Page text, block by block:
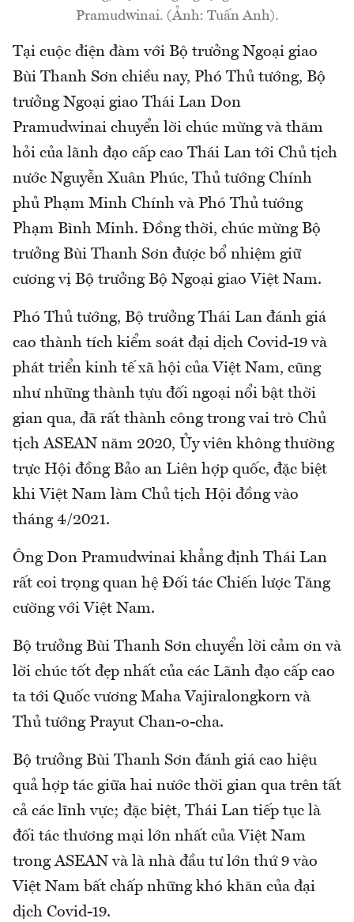
Pramudwinai. (Ảnh: Tuấn Anh).
Tại cuộc điện đàm với Bộ trưởng Ngoại giao
Bùi Thanh Sơn chiều nay, Phó Thủ tướng, Bộ
trưởng Ngoại giao Thái Lan Don
Pramudwinai chuyển lời chúc mừng và thăm
hỏi của lãnh đạo cấp cao Thái Lan tới Chủ tịch
nước Nguyễn Xuân Phúc, Thủ tướng Chính
phủ Phạm Minh Chính và Phó Thủ tướng
Phạm Bình Minh. Đồng thời, chúc mừng Bộ
trưởng Bùi Thanh Sơn được bổ nhiệm giữ
cương vị Bộ trưởng Bộ Ngoại giao Việt Nam.
Phó Thủ tướng, Bộ trưởng Thái Lan đánh giá
cao thành tích kiểm soát đại dịch Covid-19 và
phát triển kinh tế xã hội của Việt Nam, cũng
như những thành tựu đối ngoại nổi bật thời
gian qua, đã rất thành công trong vai trò Chủ
tịch ASEAN năm 2020, Ủy viên không thường
trực Hội đồng Bảo an Liên hợp quốc, đặc biệt
khi Việt Nam làm Chủ tịch Hội đồng vào
tháng 4/2021.
Ông Don Pramudwinai khẳng định Thái Lan
rất coi trọng quan hệ Đối tác Chiến lược Tăng
cường với Việt Nam.
Bộ trưởng Bùi Thanh Sơn chuyển lời cảm ơn và
lời chúc tốt đẹp nhất của các Lãnh đạo cấp cao
ta tới Quốc vương Maha Vajiralongkorn và
Thủ tướng Prayut Chan-o-cha.
Bộ trưởng Bùi Thanh Sơn đánh giá cao hiệu
quả hợp tác giữa hai nước thời gian qua trên tất
cả các lĩnh vực; đặc biệt, Thái Lan tiếp tục là
đối tác thương mại lớn nhất của Việt Nam
trong ASEAN và là nhà đầu tư lớn thứ 9 vào
Việt Nam bất chấp những khó khăn của đại
dịch Covid-19.